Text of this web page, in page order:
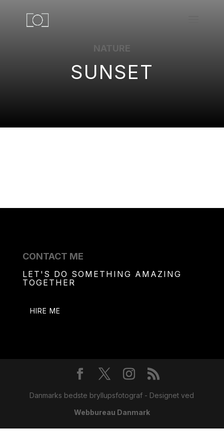
NATURE
SUNSET
CONTACT ME
LET'S DO SOMETHING AMAZING
TOGETHER
HIRE ME
Danmarks bedste bryllupsfotograf - Designet ved
Webbureau Danmark